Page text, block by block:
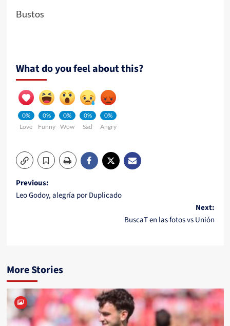
Bustos
What do you feel about this?
0%
Love
0%
Funny
0%
Wow
0%
Sad
0%
Angry
Post
navigation
Previous:
Leo Godoy, alegría por Duplicado
Next:
BuscaT en las fotos vs Unión
More Stories